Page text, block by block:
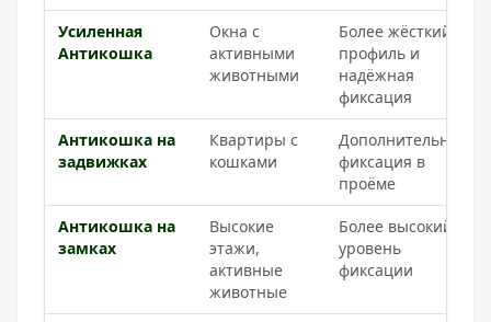
Усиленная
Антикошка
Окна с
активными
животными
Более жёсткий
профиль и
надёжная
фиксация
Антикошка на
задвижках
Квартиры с
кошками
Дополнительная
фиксация в
проёме
Антикошка на
замках
Высокие
этажи,
активные
животные
Более высокий
уровень
фиксации